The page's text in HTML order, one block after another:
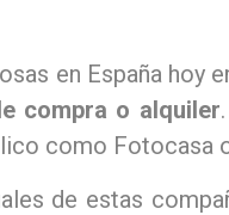
en España hoy
compra o alquiler
como Fotocasa
de estas